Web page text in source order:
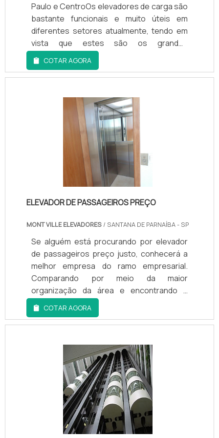
geração. REFERÊNCIA DE QUALIDADE NO
SEGMENTOSomente na Montville
Elevadores é possível encontrar o que há
de melhor em assistência técnica de
elevadores. Os clientes encontram itens
como elevador residencial e elevadores de
empresa ser comprometida com seus
serviços e inovadora, qualificações
construídas por focar suas ações no
resultado final, tendo escritório de alta
qualidade onde são realizadas as atividades
e sala de treinamento com materiais
sofisticados. Todos esses fatores,
agregados a uma equipe multidisciplinar de
consultores associados e colaboradores
eficientes, garantem o sucesso de cada
cliente de ponta a ponta.
Paulo e CentroOs elevadores de carga são
bastante funcionais e muito úteis em
diferentes setores atualmente, tendo em
vista que estes são os grandes
responsáveis pelo transporte de cargas e
de matérias-primas em sua estrutura com
o máximo de segurança e agilidade que
CORRETA E QUALIFICADASendo assim,
parte da sua funcionalidade se dá primeiro
devido a uma montagem de elevador de
carga correta e qualificada, que deve levar
COTAR AGORA
ELEVADOR DE PASSAGEIROS PREÇO
MONT VILLE ELEVADORES / SANTANA DE PARNAÍBA - SP
Se alguém está procurando por elevador
de passageiros preço justo, conhecerá a
melhor empresa do ramo empresarial.
Comparando por meio da maior
organização da área e encontrando a
melhor em qualidade e custo
benefício.ELEVADOR DE PASSAGEIROS
PREÇO JUSTO E ACESSÍVELSe alguém quer
acessível em uma empresa responsável,
chega até a Montville Elevadores. A
empresa tem em seu escopo elevador
plataforma elevatória e elevador
plataforma hidráulica, garantindo a
satisfação da venda à entrega final, com
foco total na qualidade.Ainda focando na
COTAR AGORA